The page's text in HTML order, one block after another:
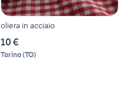
oliera in acciaio
10 €
Torino(TO)